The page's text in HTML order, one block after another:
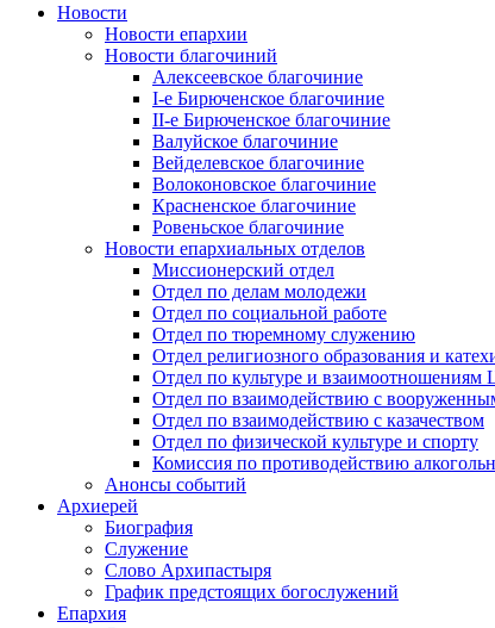
Новости
Новости епархии
Новости благочиний
Алексеевское благочиние
I-е Бирюченское благочиние
II-е Бирюченское благочиние
Валуйское благочиние
Вейделевское благочиние
Волоконовское благочиние
Красненское благочиние
Ровеньское благочиние
Новости епархиальных отделов
Миссионерский отдел
Отдел по делам молодежи
Отдел по социальной работе
Отдел по тюремному служению
Отдел религиозного образования и
Отдел по культуре и
Отдел по взаимодействию с
Отдел по взаимодействию с казачеством
Отдел по физической культуре и спорту
Комиссия по противодействию
Анонсы событий
Архиерей
Биография
Служение
Слово Архипастыря
График предстоящих богослужений
Епархия